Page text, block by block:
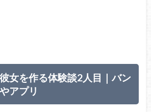
女を作る体験談2人目｜バン
アプリ